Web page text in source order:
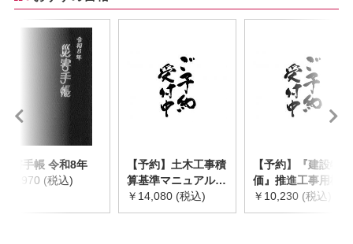
災害手帳 令和8年
￥2,970 (税込)
【予約】土木工事積
算基準マニュアル
令和8年度版
※2026年8月下旬発
￥14,080 (税込)
【予約】『建設物
価』推進工事用機械
器具等基礎価格表
2026年度版
￥10,230 (税込)